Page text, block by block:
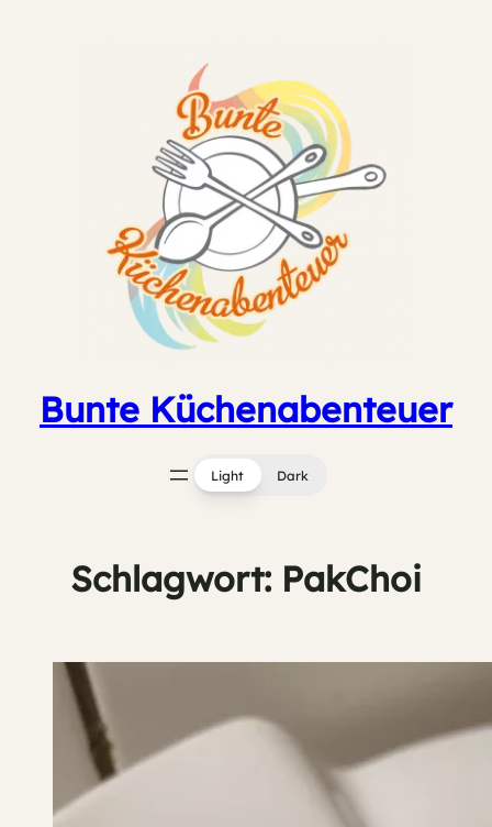
Bunte Küchenabenteuer
Light Dark
Schlagwort: PakChoi